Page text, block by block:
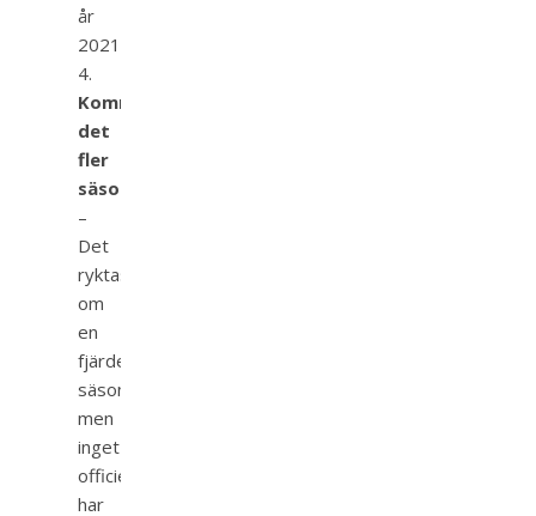
år
2021.
Kommer
det
fler
säsonger?
–
Det
ryktas
om
en
fjärde
säsong,
men
inget
officiellt
har